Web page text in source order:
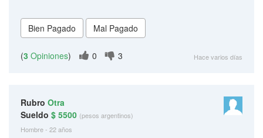
(3 Opiniones) 0 3 Hace varios días
Rubro Otra
Sueldo $ 5500 (pesos argentinos)
Hombre - 22 años